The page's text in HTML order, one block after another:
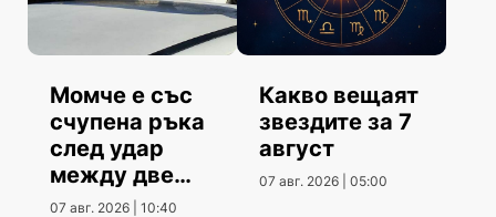
Момче е със
счупена ръка
след удар
между две
коли
07 авг. 2026 | 10:40
Какво вещаят
звездите за 7
август
07 авг. 2026 | 05:00